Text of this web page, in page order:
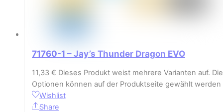
71760-1 – Jay’s Thunder Dragon EVO
11,33 € Dieses Produkt weist mehrere Varianten auf. Die
Optionen können auf der Produktseite gewählt werden
Wishlist
Share